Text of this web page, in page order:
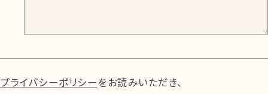
プライバシーポリシーをお読みいただき、